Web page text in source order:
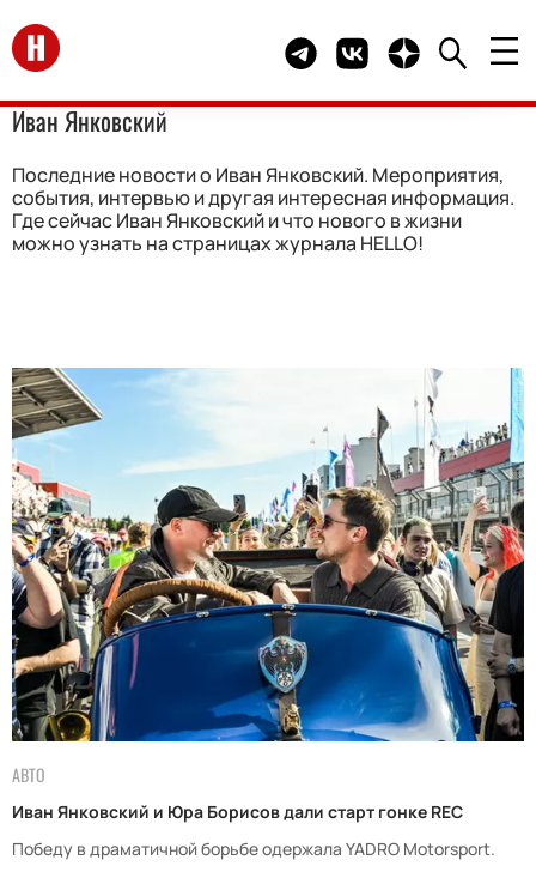
Перейти на главную Telegram канал HELLO
Группа HELLO
Канал HELLO в
Иван Янковский
Последние новости о Иван Янковский. Мероприятия,
события, интервью и другая интересная информация.
Где сейчас Иван Янковский и что нового в жизни
можно узнать на страницах журнала HELLO!
АВТО
Иван Янковский и Юра Борисов дали старт гонке REC
Победу в драматичной борьбе одержала YADRO Motorsport.